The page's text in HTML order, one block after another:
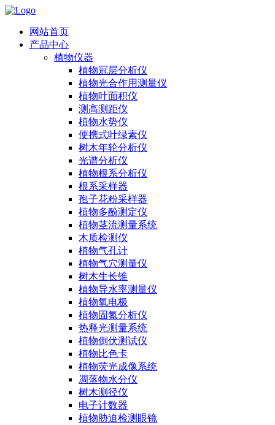
网站首页
产品中心
植物仪器
植物冠层分析仪
植物光合作用测量仪
植物叶面积仪
测高测距仪
植物水势仪
便携式叶绿素仪
树木年轮分析仪
光谱分析仪
植物根系分析仪
根系采样器
孢子花粉采样器
植物多酚测定仪
植物茎流测量系统
木质检测仪
植物气孔计
植物气穴测量仪
树木生长锥
植物导水率测量仪
植物氧电极
植物固氮分析仪
热释光测量系统
植物倒伏测试仪
植物比色卡
植物荧光成像系统
凋落物水分仪
树木测径仪
电子计数器
植物胁迫检测眼镜